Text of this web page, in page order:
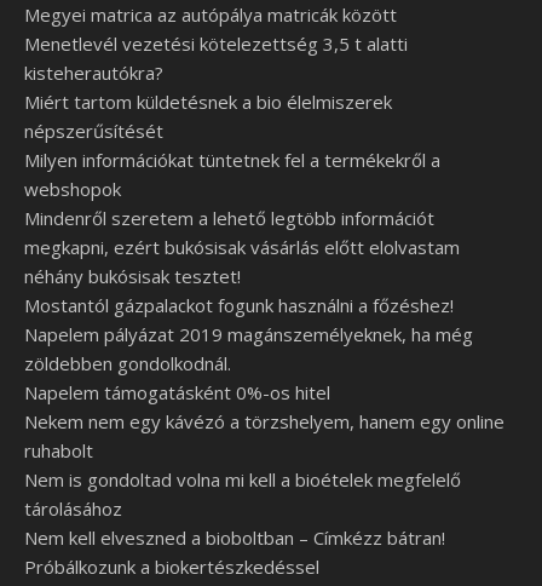
Megyei matrica az autópálya matricák között
Menetlevél vezetési kötelezettség 3,5 t alatti
kisteherautókra?
Miért tartom küldetésnek a bio élelmiszerek
népszerűsítését
Milyen információkat tüntetnek fel a termékekről a
webshopok
Mindenről szeretem a lehető legtöbb információt
megkapni, ezért bukósisak vásárlás előtt elolvastam
néhány bukósisak tesztet!
Mostantól gázpalackot fogunk használni a főzéshez!
Napelem pályázat 2019 magánszemélyeknek, ha még
zöldebben gondolkodnál.
Napelem támogatásként 0%-os hitel
Nekem nem egy kávézó a törzshelyem, hanem egy online
ruhabolt
Nem is gondoltad volna mi kell a bioételek megfelelő
tárolásához
Nem kell elveszned a bioboltban – Címkézz bátran!
Próbálkozunk a biokertészkedéssel